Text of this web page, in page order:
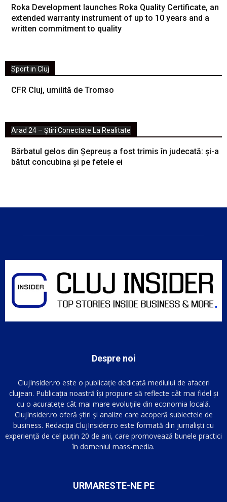
Roka Development launches Roka Quality Certificate, an
extended warranty instrument of up to 10 years and a
written commitment to quality
Sport in Cluj
CFR Cluj, umilită de Tromso
Arad 24 – Știri Conectate La Realitate
Bărbatul gelos din Șepreuș a fost trimis în judecată: și-a
bătut concubina și pe fetele ei
Despre noi
ClujInsider.ro este o publicație dedicată mediului de afaceri
clujean. Publicația noastră își propune să reflecte cât mai fidel și
cu o acuratețe cât mai mare evoluțiile din economia locală.
ClujInsider.ro oferă știri și analize care acoperă subiectele de
business. Redacția ClujInsider.ro este formată din jurnaliști cu
experiență de cel puțin 20 de ani, care promovează bunele practici
în domeniul mass-media.
URMARESTE-NE PE